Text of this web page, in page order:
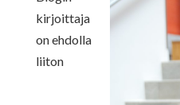
kirjoittaja
on ehdolla
liiton